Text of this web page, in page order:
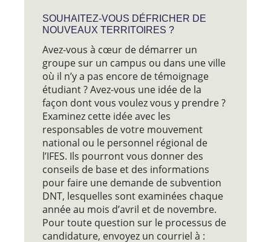
SOUHAITEZ-VOUS DÉFRICHER DE
NOUVEAUX TERRITOIRES ?
Avez-vous à cœur de démarrer un
groupe sur un campus ou dans une ville
où il n’y a pas encore de témoignage
étudiant ? Avez-vous une idée de la
façon dont vous voulez vous y prendre ?
Examinez cette idée avec les
responsables de votre mouvement
national ou le personnel régional de
l’IFES. Ils pourront vous donner des
conseils de base et des informations
pour faire une demande de subvention
DNT, lesquelles sont examinées chaque
année au mois d’avril et de novembre.
Pour toute question sur le processus de
candidature, envoyez un courriel à :